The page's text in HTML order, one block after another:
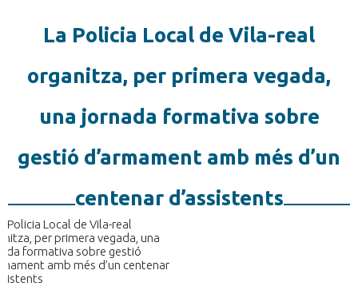
La Policia Local de Vila-real
organitza, per primera vegada,
una jornada formativa sobre
gestió d’armament amb més d’un
centenar d’assistents